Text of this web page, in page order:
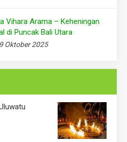
Vihara Arama – Keheningan
di Puncak Bali Utara
Oktober 2025